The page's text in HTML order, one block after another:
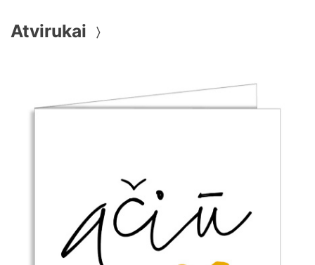
Atvirukai 〉